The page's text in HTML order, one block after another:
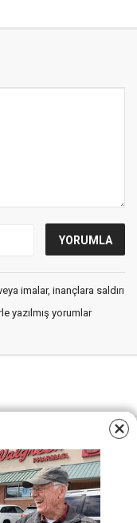
imalar, inançlara saldırı
yazılmış yorumlar
ve Kamudan Haber
Gizlilik İlkeleri